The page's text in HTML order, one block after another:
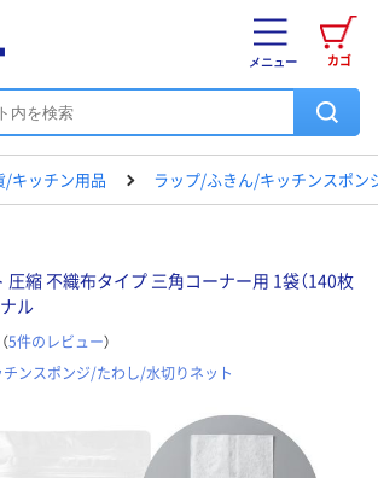
カゴ
メニュー
/キッチン用品 ラップ/ふきん/キッチンスポン
圧縮 不織布タイプ 三角コーナー用 1袋（140枚
ル
（5件のレビュー）
チンスポンジ/たわし/水切りネット